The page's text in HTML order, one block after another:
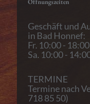
Öffnungszeiten
Geschäft und
in Bad Honnef:
Fr. 10:00 -
Sa. 10:00 -
TERMINE
Termine nach
718 85 50)